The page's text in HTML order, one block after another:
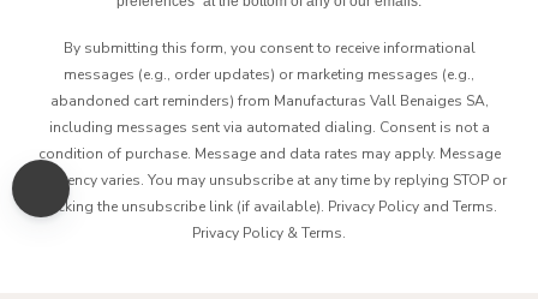
By submitting this form, you consent to receive informational
messages (e.g., order updates) or marketing messages (e.g.,
abandoned cart reminders) from Manufacturas Vall Benaiges SA,
including messages sent via automated dialing. Consent is not a
condition of purchase. Message and data rates may apply. Message
frequency varies. You may unsubscribe at any time by replying STOP or
clicking the unsubscribe link (if available). Privacy Policy and Terms.
Privacy Policy &Terms.